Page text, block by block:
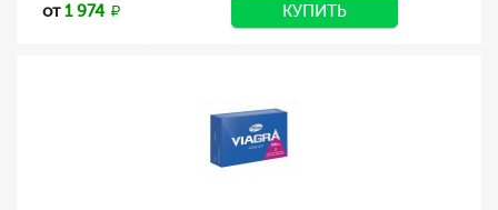
от1 974 КУПИТЬ